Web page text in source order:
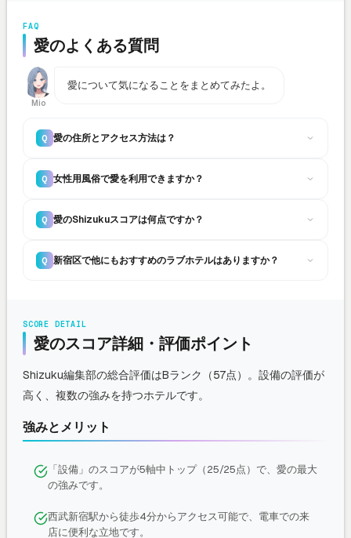
FAQ
愛のよくある質問
Mio
愛について気になることをまとめてみたよ。
Q 愛の住所とアクセス方法は？
Q 女性用風俗で愛を利用できますか？
Q 愛のShizukuスコアは何点ですか？
Q 新宿区で他にもおすすめのラブホテルはありますか？
SCORE DETAIL
愛のスコア詳細・評価ポイント
Shizuku編集部の総合評価はBランク（57点）。設備の評価が
高く、複数の強みを持つホテルです。
強みとメリット
「設備」のスコアが5軸中トップ（25/25点）で、愛の最大
の強みです。
西武新宿駅から徒歩4分からアクセス可能で、電車での来
店に便利な立地です。